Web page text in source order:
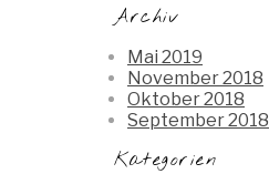
Archiv
Mai 2019
November 2018
Oktober 2018
September 2018
Kategorien